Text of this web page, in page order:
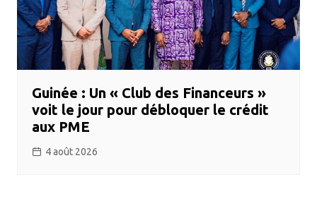
Guinée : Un « Club des Financeurs »
voit le jour pour débloquer le crédit
aux PME
4 août 2026